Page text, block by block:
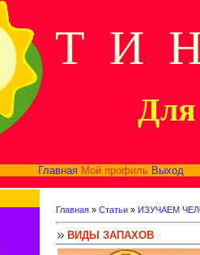
Т И
Для
Главная Мой профиль Выход
Главная » Статьи » ИЗУЧАЕМ
ВИДЫ ЗАПАХОВ